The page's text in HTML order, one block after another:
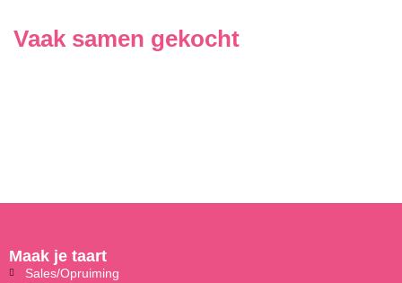
Vaak samen gekocht
Maak je taart
Sales/Opruiming